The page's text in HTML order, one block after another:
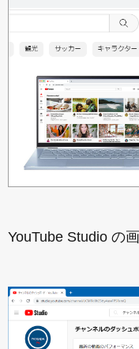
YouTube Studio の